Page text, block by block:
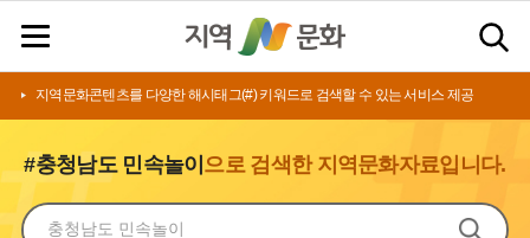
지역문화콘텐츠를 다양한 해시태그(#) 키워드로 검색할 수 있는 서비스 제공
#충청남도 민속놀이 으로 검색한 지역문화자료입니다.